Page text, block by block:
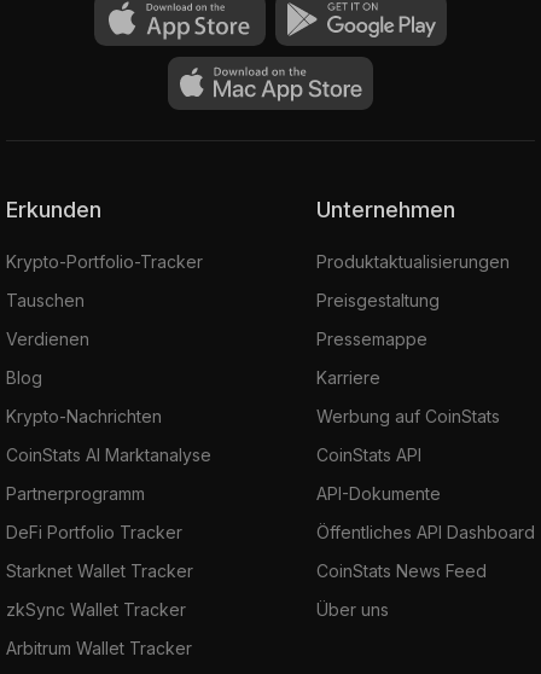
Erkunden
Krypto-Portfolio-Tracker
Tauschen
Verdienen
Blog
Krypto-Nachrichten
CoinStats AI Marktanalyse
Partnerprogramm
DeFi Portfolio Tracker
Starknet Wallet Tracker
zkSync Wallet Tracker
Arbitrum Wallet Tracker
Unternehmen
Produktaktualisierungen
Preisgestaltung
Pressemappe
Karriere
Werbung auf CoinStats
CoinStats API
API-Dokumente
Öffentliches API Dashboard
CoinStats News Feed
Über uns